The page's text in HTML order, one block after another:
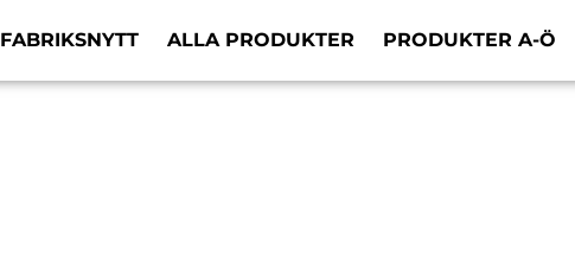
FABRIKSNYTT ALLA PRODUKTER PRODUKTER A-Ö